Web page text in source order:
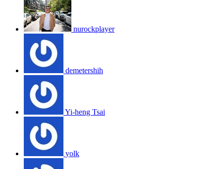
nurockplayer
demetershih
Yi-heng Tsai
yolk